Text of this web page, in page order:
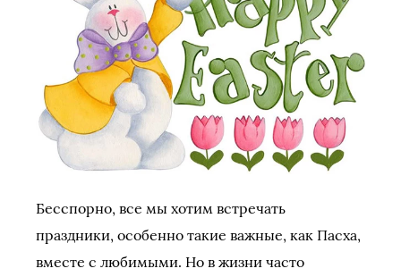
Бесспорно, все мы хотим встречать
праздники, особенно такие важные, как Пасха,
вместе с любимыми. Но в жизни часто